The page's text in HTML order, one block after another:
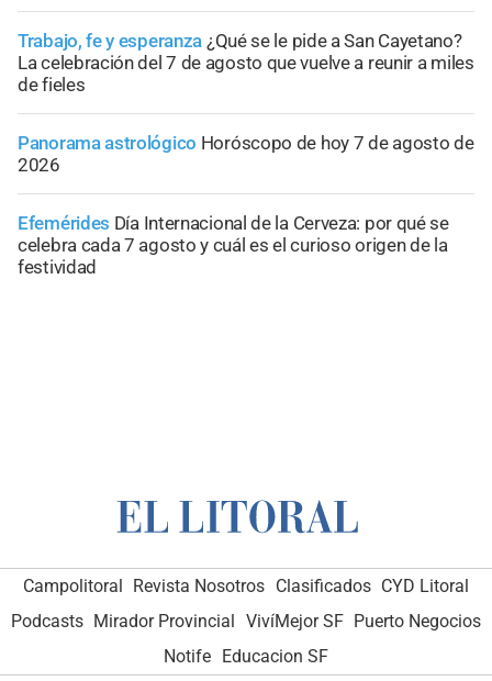
Trabajo, fe y esperanza ¿Qué se le pide a San Cayetano?
La celebración del 7 de agosto que vuelve a reunir a miles
de fieles
Panorama astrológico Horóscopo de hoy 7 de agosto de
2026
Efemérides Día Internacional de la Cerveza: por qué se
celebra cada 7 agosto y cuál es el curioso origen de la
festividad
Campolitoral Revista Nosotros Clasificados CYD Litoral
Podcasts Mirador Provincial VivíMejor SF Puerto Negocios
Notife Educacion SF